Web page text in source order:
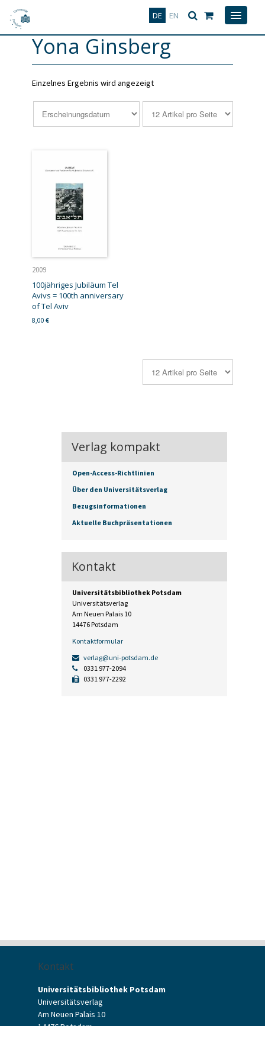
DE EN
Deutsch
Yona Ginsberg
Einzelnes Ergebnis wird angezeigt
2009
100jähriges Jubiläum Tel
Avivs = 100th anniversary
of Tel Aviv
8,00 €
Verlag kompakt
Open-Access-Richtlinien
Über den Universitätsverlag
Bezugsinformationen
Aktuelle Buchpräsentationen
Kontakt
Universitätsbibliothek Potsdam
Universitätsverlag
Am Neuen Palais 10
14476 Potsdam
Kontaktformular
verlag@uni-potsdam.de
0331 977-2094
0331 977-2292
Kontakt
Universitätsbibliothek Potsdam
Universitätsverlag
Am Neuen Palais 10
14476 Potsdam